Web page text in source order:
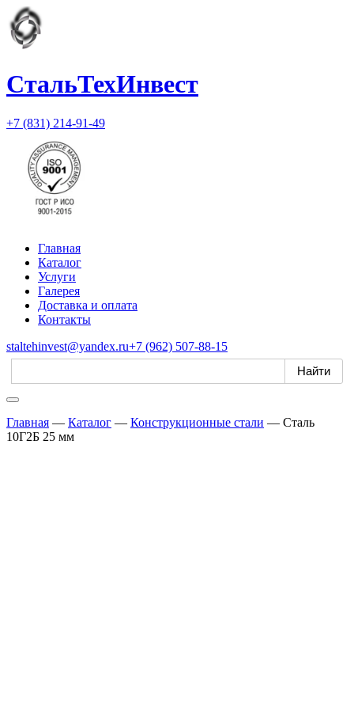
СтальТехИнвест
+7 (831) 214-91-49
Главная
Каталог
Услуги
Галерея
Доставка и оплата
Контакты
staltehinvest@yandex.ru+7 (962) 507-88-15
Главная — Каталог — Конструкционные стали — Сталь
10Г2Б 25 мм